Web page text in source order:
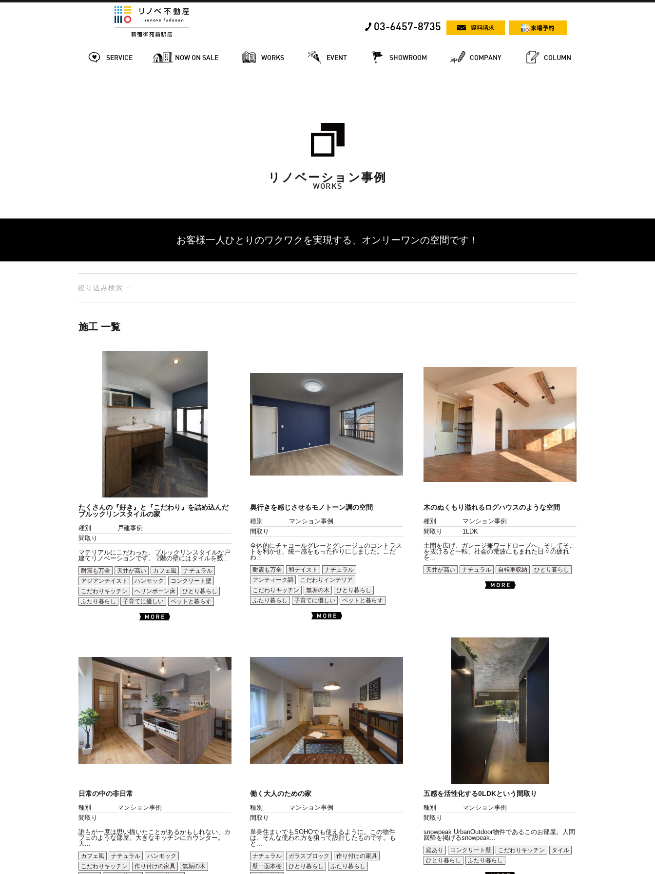
03-6457-8735
SERVICE NOW ON SALE WORKS EVENT SHOWROOM COMPANY COLUMN
リノベーション事例
WORKS
お客様一人ひとりのワクワクを実現する、 オンリーワンの空間です！
絞り込み検索
施工 一覧
たくさんの『好き』と『こだわり』を詰め込んだ
ブルックリンスタイルの家
種別
戸建事例
間取り
マテリアルにこだわった、ブルックリンスタイルな戸
建てリノベーションです。 2階の壁にはタイルを数...
耐震も万全
天井が高い カフェ風
ナチュラル
アジアンテイスト
ハンモック
コンクリート壁
こだわりキッチン
ヘリンボーン床
ひとり暮らし
ふたり暮らし
子育てに優しい ペットと暮らす
奥行きを感じさせるモノトーン調の空間
種別
マンション事例
間取り
全体的にチャコールグレーとグレージュのコントラス
トを利かせ、統一感をもった作りにしました。こだ
わ...
耐震も万全
和テイスト
ナチュラル
アンティーク調
こだわりインテリア
こだわりキッチン
無垢の木
ひとり暮らし
ふたり暮らし
子育てに優しい ペットと暮らす
木のぬくもり溢れるログハウスのような空間
種別
マンション事例
間取り
1LDK
土間を広げ、ガレージ兼ワードローブへ。そしてそこ
を抜けると一転、社会の荒波にもまれた日々の疲れ
を...
天井が高い
ナチュラル 自転車収納 ひとり暮らし
日常の中の非日常
種別
マンション事例
間取り
誰もが一度は思い描いたことがあるかもしれない、カ
フェのような部屋。大きなキッチンにカウンター。
天...
カフェ風
ナチュラル
ハンモック
こだわりキッチン
作り付けの家具
無垢の木
働く大人のための家
種別
マンション事例
間取り
単身住まいでもSOHOでも使えるように。この物件
は、そんな使われ方を狙って設計したものです。も
と...
ナチュラル
ガラスブロック
作り付けの家具
壁一面本棚
ひとり暮らし
ふたり暮らし
五感を活性化する0LDKという間取り
種別
マンション事例
間取り
snowpeak UrbanOutdoor物件であるこのお部屋。人間
回帰を掲げるsnowpeak...
庭あり
コンクリート壁 こだわりキッチン
タイル
ひとり暮らし
ふたり暮らし